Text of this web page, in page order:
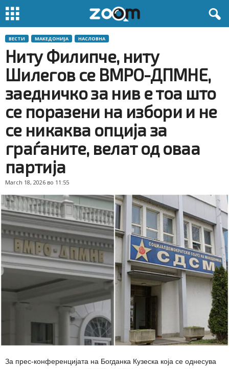
ВЕСТИ МАКЕДОНИЈА НАСЛОВНА
Ниту Филипче, ниту
Шилегов се ВМРО-ДПМНЕ,
заедничко за нив е тоа што
се поразени на избори и не
се никаква опција за
граѓаните, велат од оваа
партија
March 18, 2026 во 11:55
За прес-конференцијата на Богданка Кузеска која се однесува